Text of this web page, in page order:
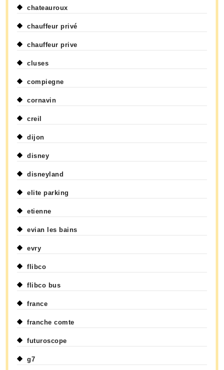
chateauroux
chauffeur privé
chauffeur prive
cluses
compiegne
cornavin
creil
dijon
disney
disneyland
elite parking
etienne
evian les bains
evry
flibco
flibco bus
france
franche comte
futuroscope
g7